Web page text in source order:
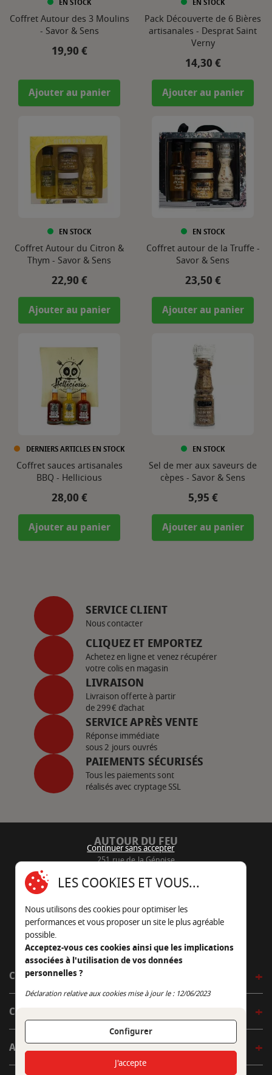
Coffret Autour des 3 Moulins
- Savor & Sens
Prix
19,90 €
Ajouter au panier
Pack Découverte de 6 Bières
artisanales - Desprat Saint
Verny
Prix
14,30 €
Ajouter au panier
EN STOCK
Coffret Autour du Citron &
Thym - Savor & Sens
Prix
22,90 €
Ajouter au panier
EN STOCK
Coffret autour de la Truffe -
Savor & Sens
Prix
23,50 €
Ajouter au panier
DERNIERS ARTICLES EN STOCK
Coffret sauces artisanales
BBQ - Hellicious
Prix
28,00 €
Ajouter au panier
EN STOCK
Sel de mer aux saveurs de
cèpes - Savor & Sens
Prix
5,95 €
Ajouter au panier
SERVICE CLIENT
Nous contacter
CLIQUEZ ET EMPORTEZ
Achetez en ligne et venez récupérer
votre colis en magasin
LIVRAISON
Livraison offerte à partir
de 299€ d’achat
SERVICE APRÈS VENTE
Réponse immédiate
sous 2 jours ouvrés
PAIEMENTS SÉCURISÉS
Tous les paiements sont
réalisés avec cryptage SSL
AUTOUR DU FEU
251 rue de la Génoise
05 45 22 98 09
Nous envoyer un e-mail
CÔTÉ OUTDOOR
CÔTÉ INDOOR
AUTOUR DE LA TABLE
Continuer sans accepter
LES COOKIES ET VOUS...
Nous utilisons des cookies pour optimiser les
performances et vous proposer un site le plus agréable
possible.
Acceptez-vous ces cookies ainsi que les implications
associées à l'utilisation de vos données
personnelles ?
Déclaration relative aux cookies mise à jour le : 12/06/2023
Configurer
Continuer sans accepter
J'accepte